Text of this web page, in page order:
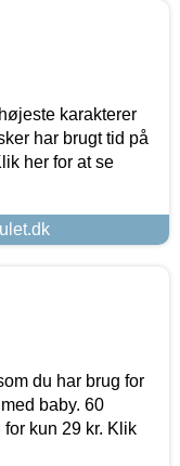
karakterer
har brugt tid på
her for at se
du har brug for
baby. 60
kun 29 kr. Klik